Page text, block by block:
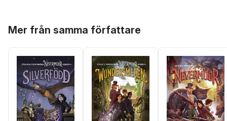
Mer från samma författare